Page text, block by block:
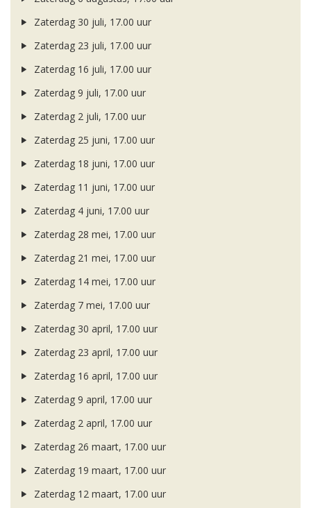
Zaterdag 30 juli, 17.00 uur
Zaterdag 23 juli, 17.00 uur
Zaterdag 16 juli, 17.00 uur
Zaterdag 9 juli, 17.00 uur
Zaterdag 2 juli, 17.00 uur
Zaterdag 25 juni, 17.00 uur
Zaterdag 18 juni, 17.00 uur
Zaterdag 11 juni, 17.00 uur
Zaterdag 4 juni, 17.00 uur
Zaterdag 28 mei, 17.00 uur
Zaterdag 21 mei, 17.00 uur
Zaterdag 14 mei, 17.00 uur
Zaterdag 7 mei, 17.00 uur
Zaterdag 30 april, 17.00 uur
Zaterdag 23 april, 17.00 uur
Zaterdag 16 april, 17.00 uur
Zaterdag 9 april, 17.00 uur
Zaterdag 2 april, 17.00 uur
Zaterdag 26 maart, 17.00 uur
Zaterdag 19 maart, 17.00 uur
Zaterdag 12 maart, 17.00 uur